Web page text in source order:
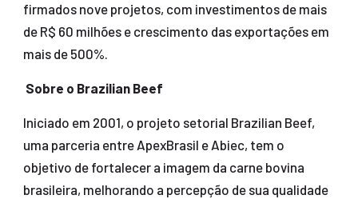
firmados nove projetos, com investimentos de mais
de R$ 60 milhões e crescimento das exportações em
mais de 500%.
Sobre o Brazilian Beef
Iniciado em 2001, o projeto setorial Brazilian Beef,
uma parceria entre ApexBrasil e Abiec, tem o
objetivo de fortalecer a imagem da carne bovina
brasileira, melhorando a percepção de sua qualidade